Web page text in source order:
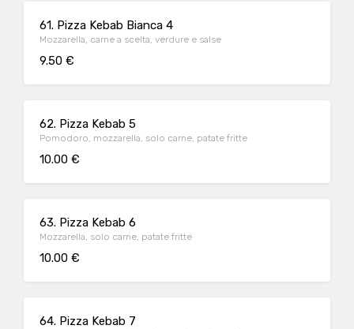
61. Pizza Kebab Bianca 4
Mozzarella, carne a scelta, verdure e salse
9.50 €
62. Pizza Kebab 5
Pomodoro, mozzarella, solo carne, patate fritte
10.00 €
63. Pizza Kebab 6
Mozzarella, solo carne, patate fritte
10.00 €
64. Pizza Kebab 7